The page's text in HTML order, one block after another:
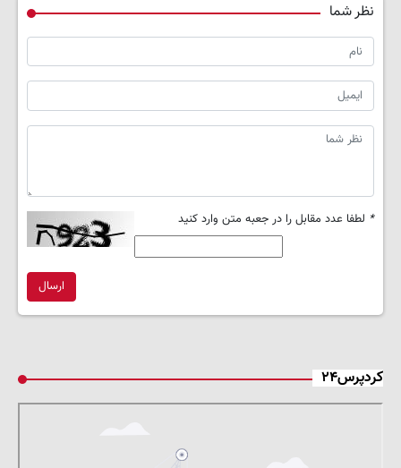
نظر شما
* لطفا عدد مقابل را در جعبه متن وارد کنید
ارسال
کردپرس۲۴